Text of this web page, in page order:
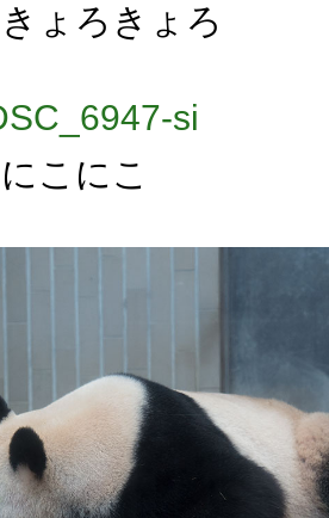
きょろきょろ
にこにこ